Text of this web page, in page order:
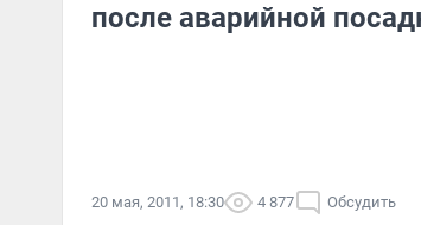
после аварийной
20 мая, 2011, 18:30 4 877 Обсудить